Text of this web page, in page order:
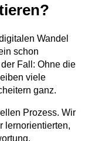
Wandel
schon
Fall: Ohne die
viele
ganz.
Prozess. Wir
lernorientierten,